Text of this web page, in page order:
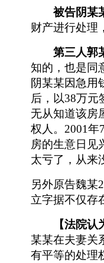
被告阴某
财产进行处理
第三人郭
知的，也是同
阴某某因急用
后，以38万元
无从知道该房
权人。 2001年
房的生意日见
太亏了，从来
另外原告魏某
立字据不仅存
【法院认
某某在夫妻关
有平等的处理